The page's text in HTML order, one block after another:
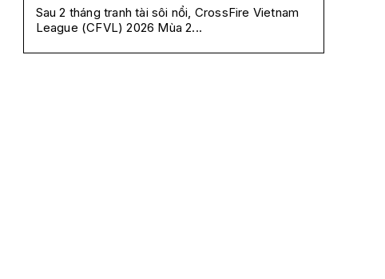
Sau 2 tháng tranh tài sôi nổi, CrossFire Vietnam
League (CFVL) 2026 Mùa 2...